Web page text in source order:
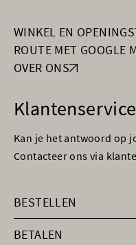
WINKEL EN
ROUTE MET GOOGLE
OVER ONS
Klantenservice
Kan je het antwoord op
Contacteer ons via
BESTELLEN
BETALEN